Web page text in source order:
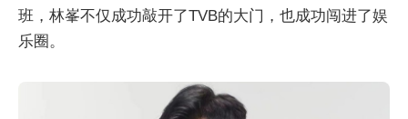
班，林峯不仅成功敲开了TVB的大门，也成功闯进了娱
乐圈。